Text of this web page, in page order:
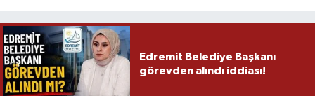
Edremit Belediye Başkanı
görevden alındı iddiası!